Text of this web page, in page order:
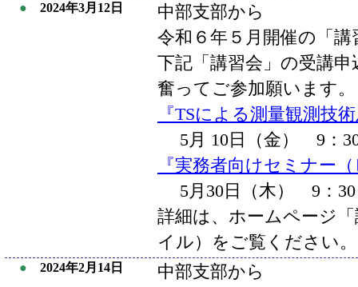
● 2024年3月12日
中部支部から
令和６年５月開催の「
下記「講習会」の受講
奮ってご参加願います。
『TSによる測量観測技
5月 10日（金） 9：
『実務者向けセミナー
5月30日（木） 9：30
詳細は、ホームページ
イル）をご覧ください。
● 2024年2月14日
中部支部から